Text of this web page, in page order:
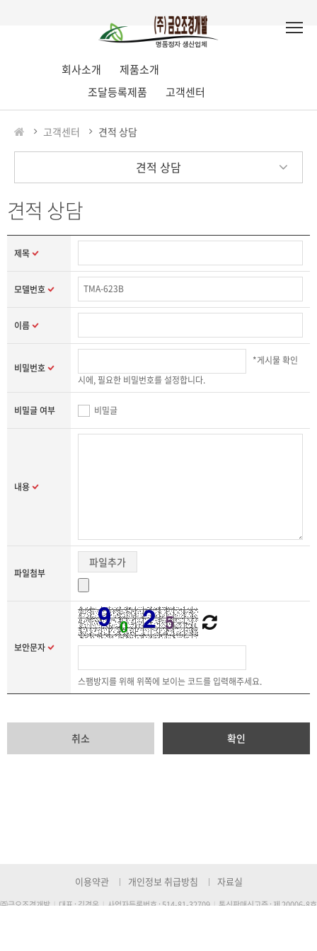
회사소개
제품소개
조달등록제품
고객센터
고객센터 견적 상담
견적 상담
견적 상담
제목
모델번호
이름
비밀번호
*게시물 확인
시에, 필요한 비밀번호를 설정합니다.
비밀글 여부 비밀글
내용
파일첨부
파일추가
보안문자
스팸방지를 위해 위쪽에 보이는 코드를 입력해주세요.
취소 확인
이용약관 개인정보 취급방침 자료실
㈜금오조경개발 | 대표 : 김경옥 | 사업자등록번호 : 514-81-32709 | 통신판매신고증 : 제 20006-8호